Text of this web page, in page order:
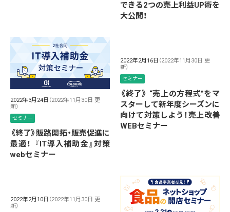
できる2つの売上利益UP術を
大公開！
2022年3月24日 （2022年11月30日 更
新）
セミナー
《終了》販路開拓・販売促進に
最適！ 『IT導入補助金』対策
webセミナー
2022年2月16日 （2022年11月30日 更
新）
セミナー
《終了》 “売上の方程式”をマ
スターして新年度シーズンに
向けて対策しよう！売上改善
WEBセミナー
2022年2月10日 （2022年11月30日 更
新）